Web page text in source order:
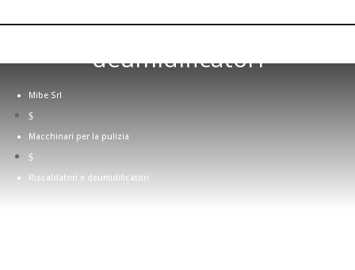
Riscaldatori e
deumidificatori
Mibe Srl
$
Macchinari per la pulizia
$
Riscaldatori e deumidificatori